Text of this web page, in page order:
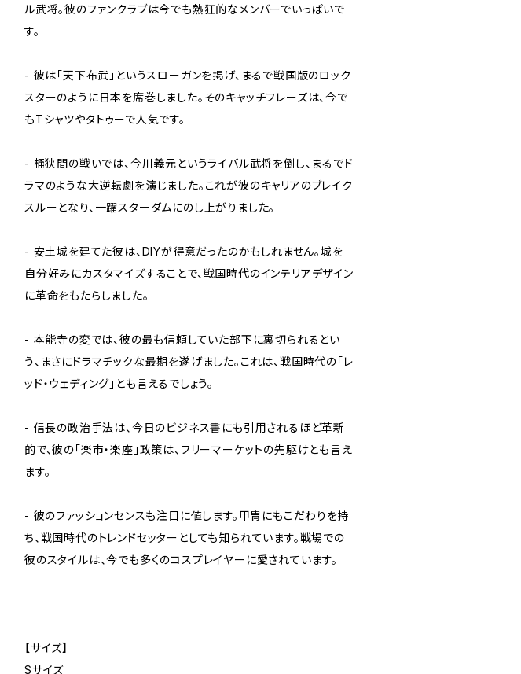
ル武将。彼のファンクラブは今でも熱狂的なメンバーでいっぱいで
す。
- 彼は「天下布武」というスローガンを掲げ、まるで戦国版のロック
スターのように日本を席巻しました。そのキャッチフレーズは、今で
もTシャツやタトゥーで人気です。
- 桶狭間の戦いでは、今川義元というライバル武将を倒し、まるでド
ラマのような大逆転劇を演じました。これが彼のキャリアのブレイク
スルーとなり、一躍スターダムにのし上がりました。
- 安土城を建てた彼は、DIYが得意だったのかもしれません。城を
自分好みにカスタマイズすることで、戦国時代のインテリアデザイン
に革命をもたらしました。
- 本能寺の変では、彼の最も信頼していた部下に裏切られるとい
う、まさにドラマチックな最期を遂げました。これは、戦国時代の「レ
ッド・ウェディング」とも言えるでしょう。
- 信長の政治手法は、今日のビジネス書にも引用されるほど革新
的で、彼の「楽市・楽座」政策は、フリーマーケットの先駆けとも言え
ます。
- 彼のファッションセンスも注目に値します。甲冑にもこだわりを持
ち、戦国時代のトレンドセッターとしても知られています。戦場での
彼のスタイルは、今でも多くのコスプレイヤーに愛されています。
【サイズ】
Sサイズ